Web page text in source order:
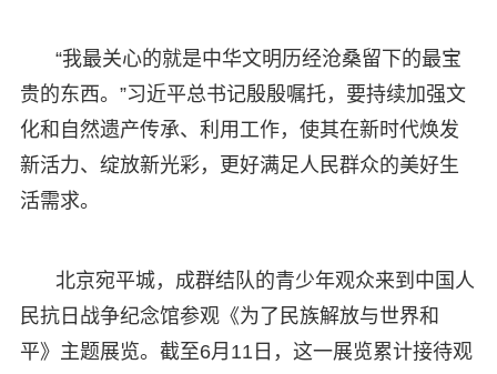
“我最关心的就是中华文明历经沧桑留下的最宝
贵的东西。”习近平总书记殷殷嘱托，要持续加强文
化和自然遗产传承、利用工作，使其在新时代焕发
新活力、绽放新光彩，更好满足人民群众的美好生
活需求。
北京宛平城，成群结队的青少年观众来到中国人
民抗日战争纪念馆参观《为了民族解放与世界和
平》主题展览。截至6月11日，这一展览累计接待观